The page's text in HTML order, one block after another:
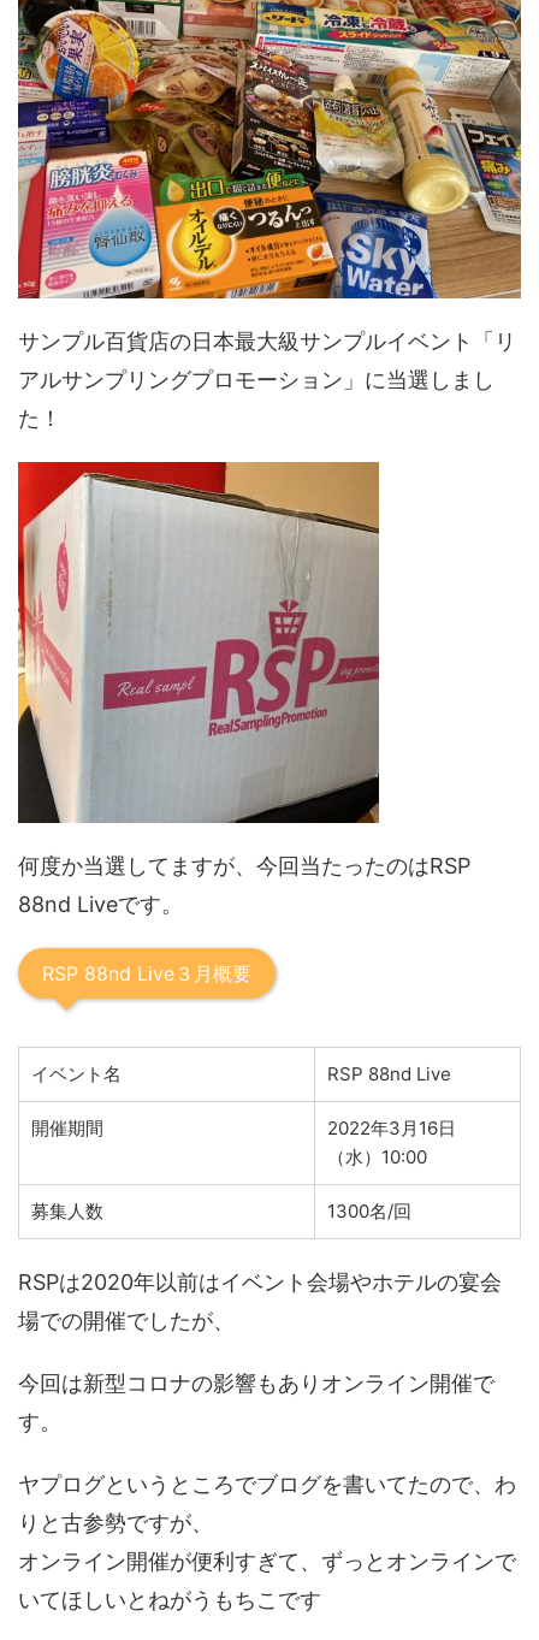
サンプル百貨店の日本最大級サンプルイベント「リ
アルサンプリングプロモーション」に当選しまし
た！
何度か当選してますが、今回当たったのはRSP
88nd Liveです。
RSP 88nd Live３月概要
イベント名 RSP 88nd Live
開催期間
2022年3月16日
（水）10:00
募集人数 1300名/回
RSPは2020年以前はイベント会場やホテルの宴会
場での開催でしたが、
今回は新型コロナの影響もありオンライン開催で
す。
ヤプログというところでブログを書いてたので、わ
りと古参勢ですが、
オンライン開催が便利すぎて、ずっとオンラインで
いてほしいとねがうもちこです